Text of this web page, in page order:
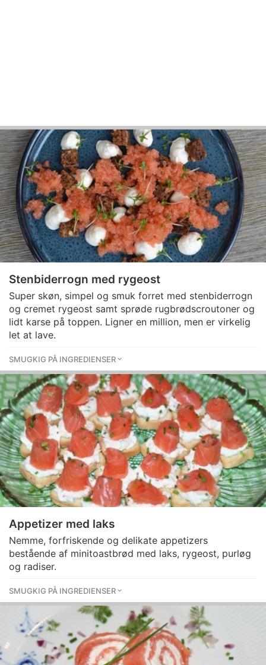
Stenbiderrogn med rygeost
Super skøn, simpel og smuk forret med stenbiderrogn
og cremet rygeost samt sprøde rugbrødscroutoner og
lidt karse på toppen. Ligner en million, men er virkelig
let at lave.
SMUGKIG PÅ INGREDIENSER
Appetizer med laks
Nemme, forfriskende og delikate appetizers
bestående af minitoastbrød med laks, rygeost, purløg
og radiser.
SMUGKIG PÅ INGREDIENSER